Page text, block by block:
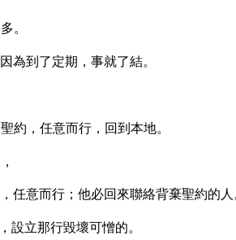
。
到了定期，事就了結。
約，任意而行，回到本地。
意而行；他必回來聯絡背棄聖約的人
立那行毀壞可憎的。